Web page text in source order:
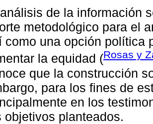
de la información
metodológico para el
como una opción política
la equidad (Rosas y
que la construcción
para los fines de
en los
objetivos planteados.